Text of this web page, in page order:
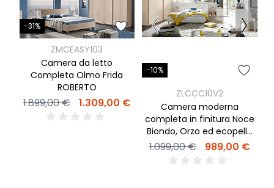
-31%
ZMCEASY103
Camera da letto
Completa Olmo Frida
ROBERTO
1.899,00 € 1.309,00 €
-10%
ZLCCC10V2
Camera moderna
completa in finitura Noce
Biondo, Orzo ed ecopelle
bianca
1.099,00 € 989,00 €